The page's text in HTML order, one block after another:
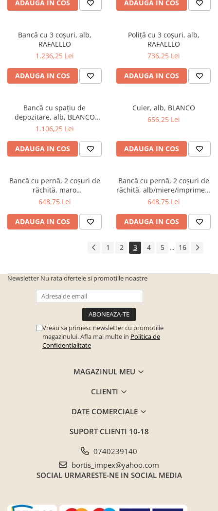
Dulapuri birou/bibliorafturi
rafturi/etajere carti
Scaune Birou
Scaune conferinta-vizitator
Seturi mobilier birou complet
Birouri camera copilului
Canapele copii
Fotolii
Paturi pentru copii
Covoare
COVOARE CLASICE
COVOARE PUFOASE(SHAGGY)FIR
LUNG
Scaune de gradina
Seturi de gradina
Sezlonguri de gradina si terasa
Electrocasnice incorporabile
,Chiuvete si baterii
Oale sub presiune
Plite incorporabile
Storcatoare
ADAUGA IN COS ADAUGA IN COS
Bancă cu 3 coşuri, alb,
RAFAELLO
1.236,25 Lei
ADAUGA IN COS
Poliţă cu 3 coşuri, alb,
RAFAELLO
736,25 Lei
ADAUGA IN COS
Bancă cu spaţiu de
depozitare, alb, BLANCO
SY1232
1.106,25 Lei
ADAUGA IN COS
Cuier, alb, BLANCO
656,25 Lei
ADAUGA IN COS
Bancă cu pernă, 2 coşuri de
răchită, maro
închis/bej/imprimeu, SEAT
648,75 Lei
ADAUGA IN COS
Bancă cu pernă, 2 coşuri de
răchită, alb/miere/imprimeu,
SEAT BENCH 4
648,75 Lei
ADAUGA IN COS
1 2 3 4 5 ... 16
Newsletter Nu rata ofertele si promotiile noastre
Vreau sa primesc newsletter cu promotiile
magazinului. Afla mai multe in Politica de
Confidentialitate
MAGAZINUL MEU
CLIENTI
DATE COMERCIALE
SUPORT CLIENTI 10-18
0740239140
bortis_impex@yahoo.com
SOCIAL URMARESTE-NE IN SOCIAL MEDIA